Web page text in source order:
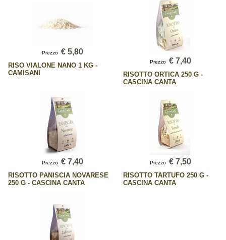
Prezzo € 5,80
RISO VIALONE NANO 1 KG -
CAMISANI
Prezzo € 7,40
RISOTTO ORTICA 250 G -
CASCINA CANTA
Prezzo € 7,40
RISOTTO PANISCIA NOVARESE
250 G - CASCINA CANTA
Prezzo € 7,50
RISOTTO TARTUFO 250 G -
CASCINA CANTA